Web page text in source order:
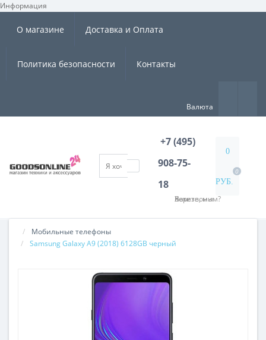
Информация ×
О магазине Доставка и Оплата
Политика безопасности Контакты
Валюта
+7 (495)
908-75-
18
Хотите, мы Вам перезвоним?
0
РУБ.
0
Мобильные телефоны
Samsung Galaxy A9 (2018) 6128GB черный